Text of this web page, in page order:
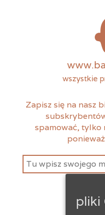
wszystkie
Zapisz się na nasz
spamować, tylko
pliki